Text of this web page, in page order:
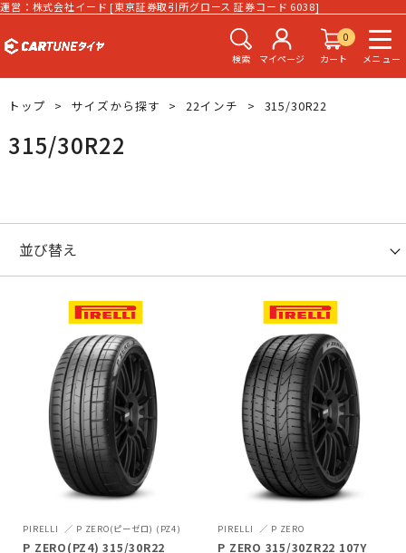
運営：株式会社イード [東京証券取引所グロース 証券コード 6038]
検索 マイページ
0
カート
メニュー
トップ サイズから探す 22インチ 315/30R22
315/30R22
PIRELLI P ZERO(ピーゼロ) (PZ4)
P ZERO(PZ4) 315/30R22
PIRELLI P ZERO
P ZERO 315/30ZR22 107Y